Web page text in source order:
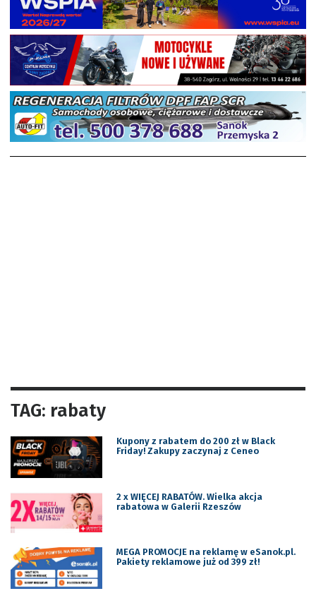
TAG: rabaty
Kupony z rabatem do 200 zł w Black
Friday! Zakupy zaczynaj z Ceneo
2 x WIĘCEJ RABATÓW. Wielka akcja
rabatowa w Galerii Rzeszów
MEGA PROMOCJE na reklamę w eSanok.pl.
Pakiety reklamowe już od 399 zł!